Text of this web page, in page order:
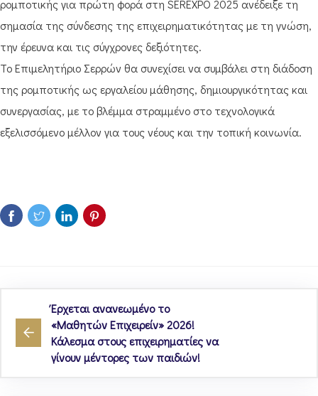
ρομποτικής για πρώτη φορά στη SEREXPO 2025 ανέδειξε τη
σημασία της σύνδεσης της επιχειρηματικότητας με τη γνώση,
την έρευνα και τις σύγχρονες δεξιότητες.
Το Επιμελητήριο Σερρών θα συνεχίσει να συμβάλει στη διάδοση
της ρομποτικής ως εργαλείου μάθησης, δημιουργικότητας και
συνεργασίας, με το βλέμμα στραμμένο στο τεχνολογικά
εξελισσόμενο μέλλον για τους νέους και την τοπική κοινωνία.
Έρχεται ανανεωμένο το
«Μαθητών Επιχειρείν» 2026!
Κάλεσμα στους επιχειρηματίες να
γίνουν μέντορες των παιδιών!